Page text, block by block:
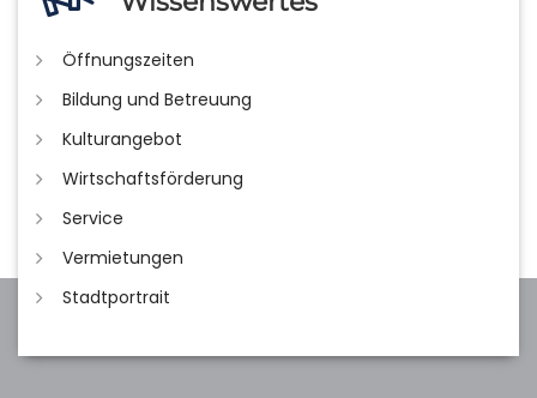
Öffnungszeiten
Bildung und Betreuung
Kulturangebot
Wirtschaftsförderung
Service
Vermietungen
Stadtportrait